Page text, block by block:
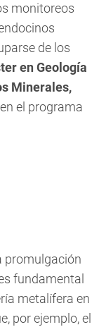
monitoreos
de los
en Geología
Minerales,
el programa
promulgación
fundamental
metalífera en
por ejemplo, el